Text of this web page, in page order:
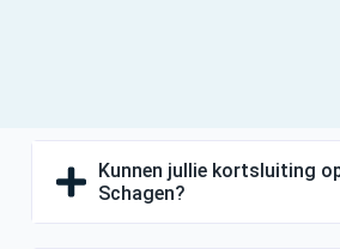
Kunnen jullie kortsluiting
Schagen?